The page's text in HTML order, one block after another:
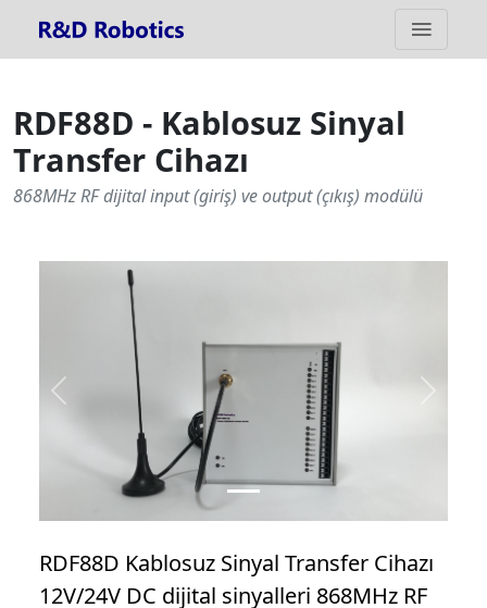
RDF88D - Kablosuz Sinyal
Transfer Cihazı
868MHz RF dijital input (giriş) ve output (çıkış) modülü
RDF88D Kablosuz Sinyal Transfer Cihazı
12V/24V DC dijital sinyalleri 868MHz RF